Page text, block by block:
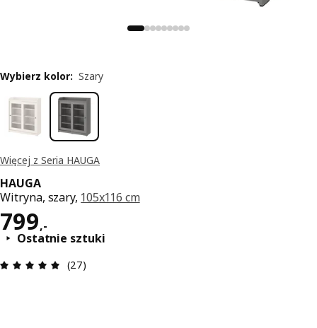
Więcej z Seria HAUGA
HAUGA
Witryna, szary, 105x116 cm
799,-
Cena 799,-
Ostatnie sztuki
Opinia: 4.9 na 5 gwiazdki. Recenzje ogółem: 27
(27)
Wybierz kolor: Szary